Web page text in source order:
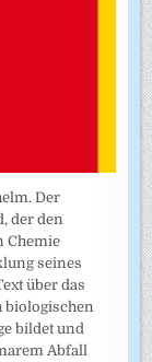
Der
der den
Chemie
seines
über das
biologischen
bildet und
Abfall